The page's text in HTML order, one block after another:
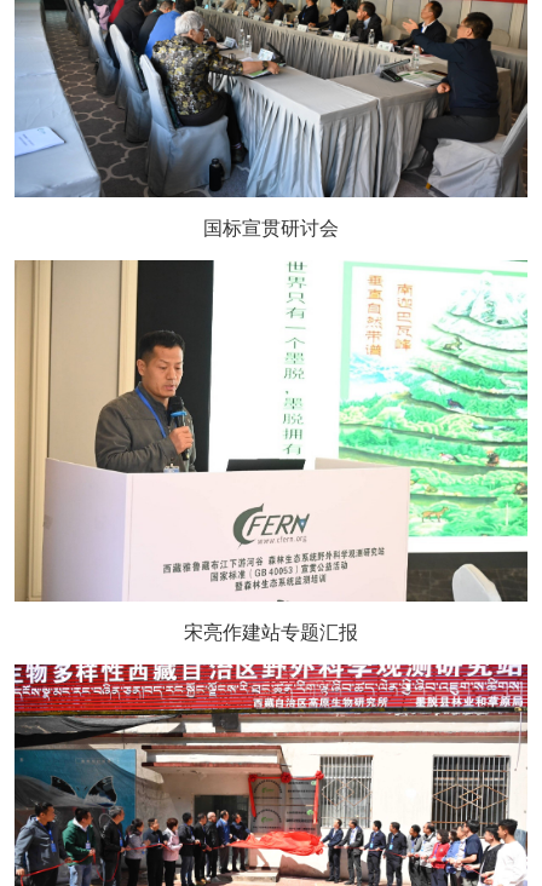
国标宣贯研讨会
宋亮作建站专题汇报